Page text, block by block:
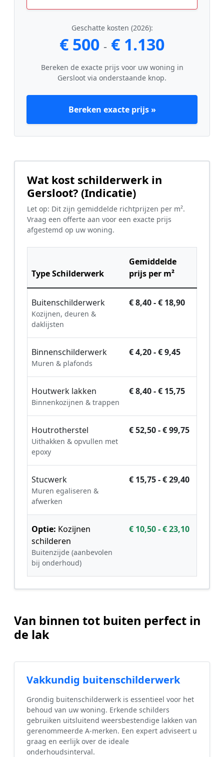
Geschatte kosten (2026):
€ 500 - € 1.130
Bereken de exacte prijs voor uw woning in
Gersloot via onderstaande knop.
Bereken exacte prijs »
Wat kost schilderwerk in
Gersloot? (Indicatie)
Let op: Dit zijn gemiddelde richtprijzen per m².
Vraag een offerte aan voor een exacte prijs
afgestemd op uw woning.
Type Schilderwerk
Gemiddelde
prijs per m²
Buitenschilderwerk
Kozijnen, deuren &
daklijsten
€ 8,40 - € 18,90
Binnenschilderwerk
Muren & plafonds
€ 4,20 - € 9,45
Houtwerk lakken
Binnenkozijnen & trappen
€ 8,40 - € 15,75
Houtrotherstel
Uithakken & opvullen met
epoxy
€ 52,50 - € 99,75
Stucwerk
Muren egaliseren &
afwerken
€ 15,75 - € 29,40
Optie: Kozijnen
schilderen
Buitenzijde (aanbevolen
bij onderhoud)
€ 10,50 - € 23,10
Van binnen tot buiten perfect in
de lak
Vakkundig buitenschilderwerk
Grondig buitenschilderwerk is essentieel voor het
behoud van uw woning. Erkende schilders
gebruiken uitsluitend weersbestendige lakken van
gerenommeerde A-merken. Een expert adviseert u
graag en eerlijk over de ideale
onderhoudsinterval.